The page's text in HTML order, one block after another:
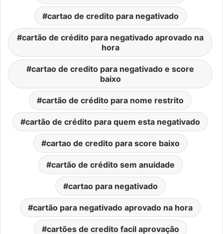
cartao de credito para negativado
cartão de crédito para negativado aprovado na
hora
cartao de credito para negativado e score
baixo
cartão de crédito para nome restrito
cartão de crédito para quem esta negativado
cartao de credito para score baixo
cartão de crédito sem anuidade
cartao para negativado
cartão para negativado aprovado na hora
cartões de credito facil aprovação